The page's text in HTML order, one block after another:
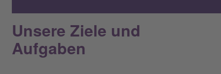
Unsere Ziele und
Aufgaben